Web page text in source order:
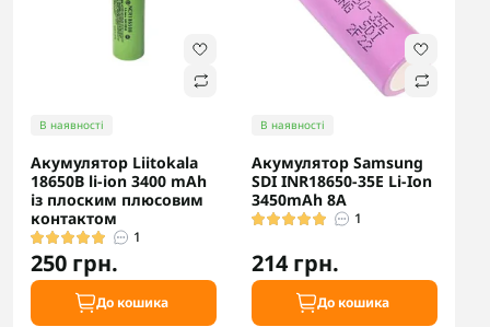
В наявності
Акумулятор Liitokala
18650B li-ion 3400 mAh
із плоским плюсовим
контактом
1
250 грн.
До кошика
В наявності
Акумулятор Samsung
SDI INR18650-35E Li-Ion
3450mAh 8A
1
214 грн.
До кошика